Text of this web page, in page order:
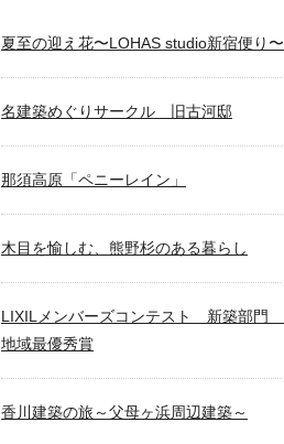
夏至の迎え花〜LOHAS studio新宿便り〜
名建築めぐりサークル 旧古河邸
那須高原「ペニーレイン」
木目を愉しむ、熊野杉のある暮らし
LIXILメンバーズコンテスト 新築部門
地域最優秀賞
香川建築の旅～父母ヶ浜周辺建築～